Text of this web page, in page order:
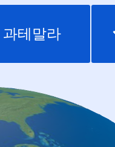
과테말라